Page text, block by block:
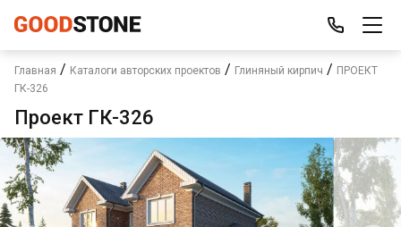
Главная / Каталоги авторских проектов / Глиняный кирпич / ПРОЕКТ
ГК-326
Проект ГК-326